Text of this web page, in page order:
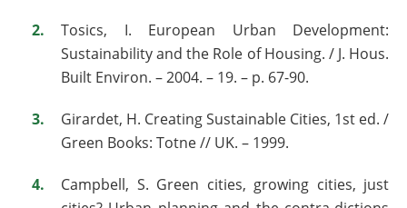
Tosics, I. European Urban Development:
Sustainability and the Role of Housing. / J. Hous.
Built Environ. – 2004. – 19. – p. 67-90.
Girardet, H. Creating Sustainable Cities, 1st ed. /
Green Books: Totne // UK. – 1999.
Campbell, S. Green cities, growing cities, just